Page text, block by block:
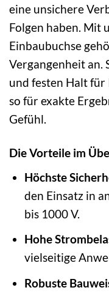
eine unsichere
Folgen haben. Mit
Einbaubuchse
Vergangenheit an.
und festen Halt
so für exakte
Gefühl.
Die Vorteile im
Höchste
den Einsatz in
bis 1000 V.
Hohe
vielseitige
Robuste